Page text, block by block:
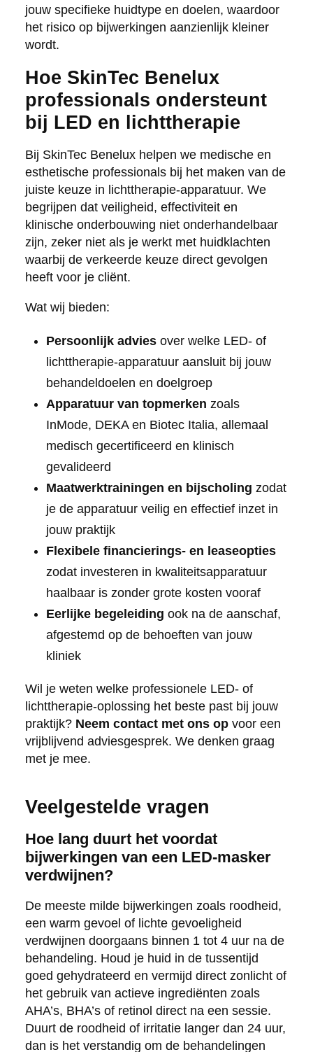
jouw specifieke huidtype en doelen, waardoor
het risico op bijwerkingen aanzienlijk kleiner
wordt.
Hoe SkinTec Benelux
professionals ondersteunt
bij LED en lichttherapie
Bij SkinTec Benelux helpen we medische en
esthetische professionals bij het maken van de
juiste keuze in lichttherapie-apparatuur. We
begrijpen dat veiligheid, effectiviteit en
klinische onderbouwing niet onderhandelbaar
zijn, zeker niet als je werkt met huidklachten
waarbij de verkeerde keuze direct gevolgen
heeft voor je cliënt.
Wat wij bieden:
Persoonlijk adviesover welke LED- of
lichttherapie-apparatuur aansluit bij jouw
behandeldoelen en doelgroep
Apparatuur van topmerken zoals
InMode, DEKA en Biotec Italia, allemaal
medisch gecertificeerd en klinisch
gevalideerd
Maatwerktrainingen en bijscholing zodat
je de apparatuur veilig en effectief inzet in
jouw praktijk
Flexibele financierings- en leaseopties
zodat investeren in kwaliteitsapparatuur
haalbaar is zonder grote kosten vooraf
Eerlijke begeleiding ook na de aanschaf,
afgestemd op de behoeften van jouw
kliniek
Wil je weten welke professionele LED- of
lichttherapie-oplossing het beste past bij jouw
praktijk? Neem contact met ons opvoor een
vrijblijvend adviesgesprek. We denken graag
met je mee.
Veelgestelde vragen
Hoe lang duurt het voordat
bijwerkingen van een LED-masker
verdwijnen?
De meeste milde bijwerkingen zoals roodheid,
een warm gevoel of lichte gevoeligheid
verdwijnen doorgaans binnen 1 tot 4 uur na de
behandeling. Houd je huid in de tussentijd
goed gehydrateerd en vermijd direct zonlicht of
het gebruik van actieve ingrediënten zoals
AHA’s, BHA’s of retinol direct na een sessie.
Duurt de roodheid of irritatie langer dan 24 uur,
dan is het verstandig om de behandelingen